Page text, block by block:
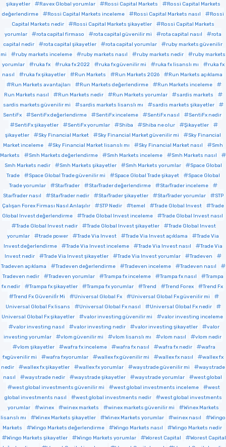
şikayetler
Ravex Global yorumlar Rossi Capital Markets
Rossi Capital Markets
değerlendirme
Rossi Capital Markets inceleme Rossi Capital Markets nasıl
Rossi
Capital Markets nedir
Rossi Capital Markets şikayetler
Rossi Capital Markets
yorumlar
rota capital firmaso rota capital güvenilir mi rota capital nasıl
rota
capital nedir
rota capital şikayetler rota capital yorumlar
ruby markets güvenilir
mi
ruby markets inceleme ruby markets nasıl ruby markets nedir
ruby markets
yorumlar
ruka fx ruka fx 2022 ruka fx güvenilir mi ruka fx lisanslı mı
ruka fx
nasıl
ruka fx şikayetler Run Markets Run Markets 2026
Run Markets açıklama
Run Markets avantajları
Run Markets değerlendirme
Run Markets inceleme
Run Markets nasıl
Run Markets nedir Run Markets yorumlar
sardis markets
sardis markets güvenilir mi
sardis markets lisanslı mı
sardis markets şikayetler
SentiFx
SentiFx değerlendirme SentiFx inceleme SentiFx nasıl
SentiFx nedir
SentiFx şikayetler
SentiFx yorumlar Shiba Shiba ne olur
Şikayetler
şikayetler
Sky Financial Market Sky Financial Market güvenilir mi
Sky Financial
Market inceleme
Sky Financial Market lisanslı mı Sky Financial Market nasıl
Smh
Markets
Smh Markets değerlendirme Smh Markets inceleme
Smh Markets nasıl
Smh Markets nedir
Smh Markets şikayetler Smh Markets yorumlar
Space Global
Trade
Space Global Trade güvenilir mi Space Global Trade şikayet
Space Global
Trade yorumlar
StarTrader StarTrader değerlendirme
StarTrader inceleme
StarTrader nasıl
StarTrader nedir StarTrader şikayetler StarTrader yorumlar
STP
Çalışan Forex Firması Nasıl Anlaşılır
STP Nedir temel Trade Global Invest
Trade
Global Invest değerlendirme
Trade Global Invest inceleme
Trade Global Invest nasıl
Trade Global Invest nedir
Trade Global Invest şikayetler
Trade Global Invest
yorumlar
trade power Trade Via Invest Trade Via Invest açıklama
Trade Via
Invest değerlendirme
Trade Via Invest inceleme Trade Via Invest nasıl
Trade Via
Invest nedir
Trade Via Invest şikayetler Trade Via Invest yorumlar
Tradeven
Tradeven açıklama
Tradeven değerlendirme Tradeven inceleme
Tradeven nasıl
Tradeven nedir
Tradeven yorumlar Trampa fx inceleme Trampa fx nasıl
Trampa
fx nedir
Trampa fx şikayetler Trampa fx yorumlar Trend Trend Forex
Trend Fx
Trend Fx Güvenilİr Mi
Universal Global Fx
Universal Global Fx güvenilir mi
Universal Global Fx lisans
Universal Global Fx nasıl
Universal Global Fx nedir
Universal Global Fx şikayetler
valor investing güvenilir mi
valor investing inceleme
valor investing nasıl
valor investing nedir valor investing şikayetler
valor
investing yorumlar
vlom güvenilir mi vlom lisanslı mı vlom nasıl
vlom nedir
vlom şikayetler
wafra fx inceleme wafra fx nasıl wafra fx nedir
wafra
fxgüvenilir mi
wafra fxyorumlar wallex fx güvenilir mi wallex fx nasıl
wallex fx
nedir
wallex fx şikayetler wallex fx yorumlar waystrade güvenilir mi
waystrade
nasıl
waystrade nedir waystrade şikayetler waystrade yorumlar
west global
west global investments güvenilir mi
west global investments inceleme
west
global investments nasıl
west global investments nedir
west global investments
yorumlar
winex winex markets winex markets güvenilir mi
Winex Markets
lisanslı mı
Winex Markets şikayetler Winex Markets yorumlar winex nasıl
Wingo
Markets
Wingo Markets değerlendirme Wingo Markets nasıl
Wingo Markets nedir
Wingo Markets şikayetler
Wingo Markets yorumlar Worest Capital
Worest Capital